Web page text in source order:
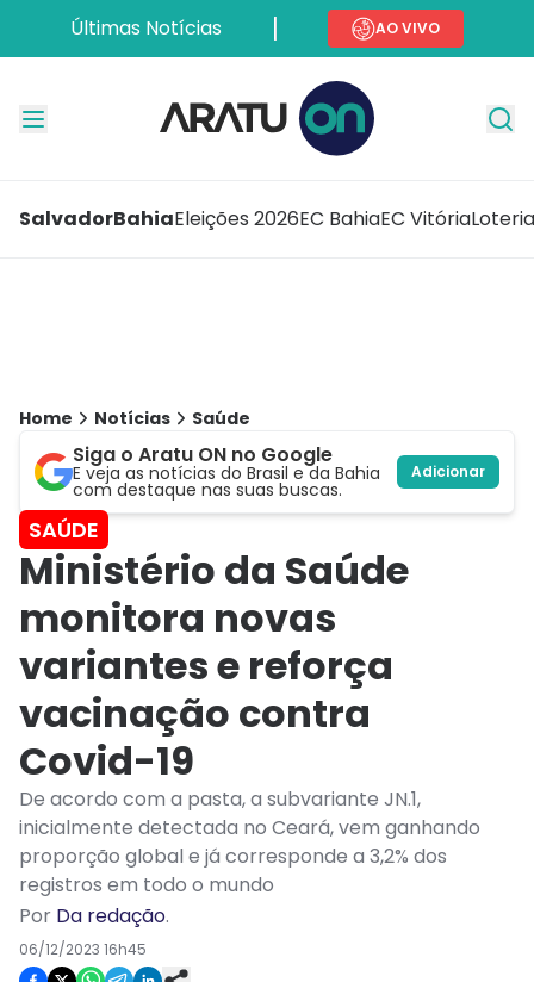
Últimas Notícias AO VIVO
SalvadorBahiaEleições 2026EC BahiaEC Vitória
Home Notícias Saúde
Siga o Aratu ON no Google
E veja as notícias do Brasil e da Bahia
com destaque nas suas buscas.
Adicionar
SAÚDE
Ministério da Saúde
monitora novas
variantes e reforça
vacinação contra
Covid-19
De acordo com a pasta, a subvariante JN.1,
inicialmente detectada no Ceará, vem ganhando
proporção global e já corresponde a 3,2% dos
registros em todo o mundo
Por Da redação.
06/12/2023 16h45